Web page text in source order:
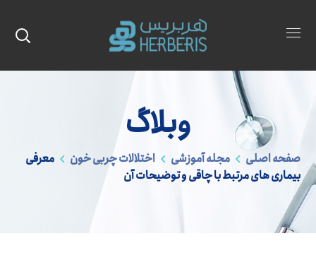
وبلاگ
صفحه اصلی مجله آموزشی اختلالات چربی خون
معرفی
بیماری های مرتبط با چاقی و توضیحات آن